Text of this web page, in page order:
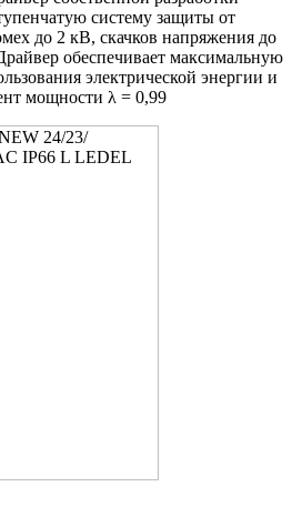
систему защиты от
до 2 кВ, скачков напряжения до
обеспечивает максимальную
электрической энергии и
мощности λ = 0,99